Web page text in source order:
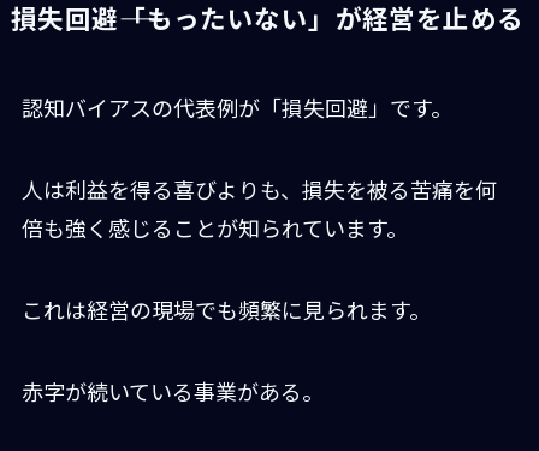
損失回避――「もったいない」が経営を止める
認知バイアスの代表例が「損失回避」です。
人は利益を得る喜びよりも、損失を被る苦痛を何
倍も強く感じることが知られています。
これは経営の現場でも頻繁に見られます。
赤字が続いている事業がある。